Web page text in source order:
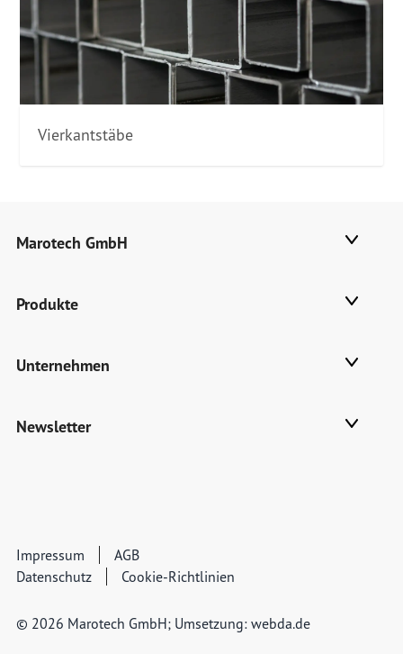
Vierkantstäbe
Marotech GmbH
Produkte
Unternehmen
Newsletter
Impressum
AGB
Datenschutz
Cookie-Richtlinien
© 2026 Marotech GmbH; Umsetzung: webda.de